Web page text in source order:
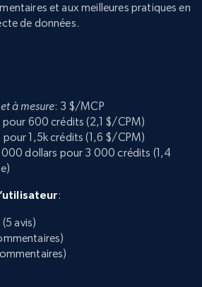
et aux meilleures pratiques en
de données.
à mesure: 3 $/MCP
pour 600 crédits (2,1 $/CPM)
pour 1,5k crédits (1,6 $/CPM)
000 dollars pour 3 000 crédits (1,4
:
avis)